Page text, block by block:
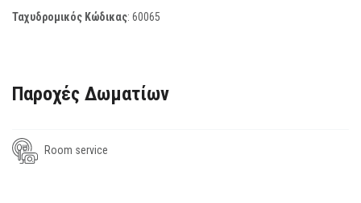
Ταχυδρομικός Κώδικας: 60065
Παροχές Δωματίων
Room service